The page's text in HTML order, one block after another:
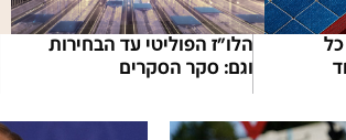
כל
הלו"ז הפוליטי עד הבחירות
וגם: סקר הסקרים